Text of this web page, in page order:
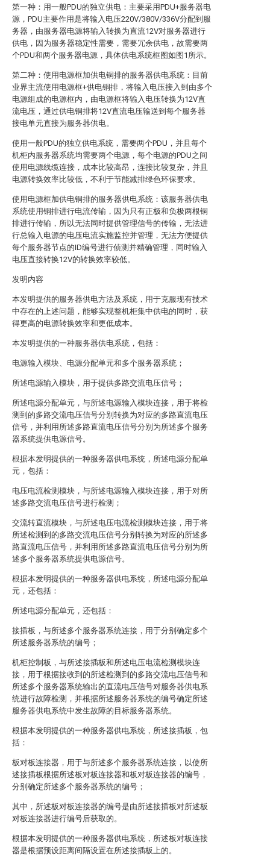
第一种：用一般PDU的独立供电：主要采用PDU+服务器电
源，PDU主要作用是将输入电压220V/380V/336V分配到服
务器，由服务器电源将输入转换为直流12V对服务器进行
供电，因为服务器稳定性需要，需要冗余供电，故需要两
个PDU和两个服务器电源，具体供电系统框图如图1所示。
第二种：使用电源框加供电铜排的服务器供电系统：目前
业界主流使用电源框+供电铜排，将输入电压接入到由多个
电源组成的电源框内，由电源框将输入电压转换为12V直
流电压，通过供电铜排将12V直流电压输送到每个服务器
接电单元直接为服务器供电。
使用一般PDU的独立供电系统，需要两个PDU，并且每个
机柜内服务器系统均需要两个电源，每个电源的PDU之间
使用电源线缆连接，成本比较高昂，连接比较复杂，并且
电源转换效率比较低，不利于节能减排绿色环保要求。
使用电源框加供电铜排的服务器供电系统：该服务器供电
系统使用铜排进行电流传输，因为只有正极和负极两根铜
排进行传输，所以无法同时提供管理信号的传输，无法进
行总输入电源的电压电流实施监控并管理，无法方便提供
每个服务器节点的ID编号进行侦测并精确管理，同时输入
电压直接转换12V的转换效率较低。
发明内容
本发明提供的服务器供电方法及系统，用于克服现有技术
中存在的上述问题，能够实现整机柜集中供电的同时，获
得更高的电源转换效率和更低成本。
本发明提供的一种服务器供电系统，包括：
电源输入模块、电源分配单元和多个服务器系统；
所述电源输入模块，用于提供多路交流电压信号；
所述电源分配单元，与所述电源输入模块连接，用于将检
测到的多路交流电压信号分别转换为对应的多路直流电压
信号，并利用所述多路直流电压信号分别为所述多个服务
器系统提供电源信号。
根据本发明提供的一种服务器供电系统，所述电源分配单
元，包括：
电压电流检测模块，与所述电源输入模块连接，用于对所
述多路交流电压信号进行检测；
交流转直流模块，与所述电压电流检测模块连接，用于将
所述检测到的多路交流电压信号分别转换为对应的所述多
路直流电压信号，并利用所述多路直流电压信号分别为所
述多个服务器系统提供电源信号。
根据本发明提供的一种服务器供电系统，所述电源分配单
元，还包括：
所述电源分配单元，还包括：
接插板，与所述多个服务器系统连接，用于分别确定多个
所述服务器系统的编号；
机柜控制板，与所述接插板和所述电压电流检测模块连
接，用于根据接收到的所述检测到的多路交流电压信号和
所述多个服务器系统输出的直流电压信号对服务器供电系
统进行故障检测，并根据所述服务器系统的编号确定所述
服务器供电系统中发生故障的目标服务器系统。
根据本发明提供的一种服务器供电系统，所述接插板，包
括：
板对板连接器，用于与所述多个服务器系统连接，以使所
述接插板根据所述板对板连接器和板对板连接器的编号，
分别确定所述多个服务器系统的编号；
其中，所述板对板连接器的编号是由所述接插板对所述板
对板连接器进行编号后获取的。
根据本发明提供的一种服务器供电系统，所述板对板连接
器是根据预设距离间隔设置在所述接插板上的。